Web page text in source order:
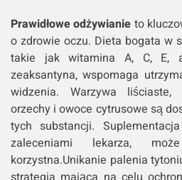
Prawidłowe odżywianie to
o zdrowie oczu. Dieta bogata w
takie jak witamina A, C, E,
zeaksantyna, wspomaga
widzenia. Warzywa liściaste,
orzechy i owoce cytrusowe są
tych substancji.
zaleceniami lekarza,
korzystna.Unikanie palenia